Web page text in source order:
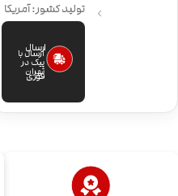
تولید کشور: آمریکا
ارسال
فوری
ارسال با
پیک در
تهران